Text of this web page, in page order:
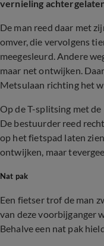
vernieling
De man reed daar met
omver, die vervolgens
meegesleurd. Andere
maar net ontwijken.
Metsulaan richting het
Op de T-splitsing met
De bestuurder reed
op het fietspad laten
ontwijken, maar
Nat pak
Een fietser trof de man
van deze voorbijganger
Behalve een nat pak